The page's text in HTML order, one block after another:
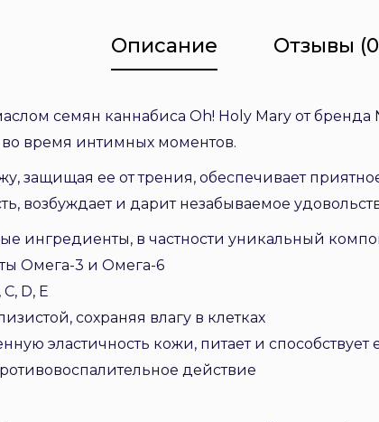
Описание Отзывы
семян каннабиса Oh! Holy Mary от
время интимных моментов.
защищая ее от трения, обеспечивает
возбуждает и дарит незабываемое
ингредиенты, в частности уникальный
Омега-3 и Омега-6
D, E
сохраняя влагу в клетках
эластичность кожи, питает и
действие